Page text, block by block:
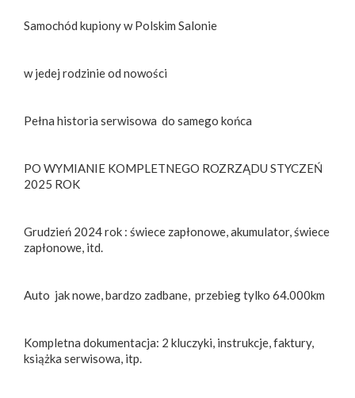
Samochód kupiony w Polskim Salonie
w jedej rodzinie od nowości
Pełna historia serwisowa do samego końca
PO WYMIANIE KOMPLETNEGO ROZRZĄDU STYCZEŃ
2025 ROK
Grudzień 2024 rok : świece zapłonowe, akumulator, świece
zapłonowe, itd.
Auto jak nowe, bardzo zadbane, przebieg tylko 64.000km
Kompletna dokumentacja: 2 kluczyki, instrukcje, faktury,
książka serwisowa, itp.